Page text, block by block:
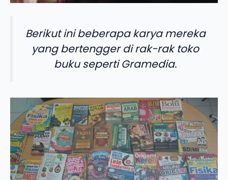
Berikut ini beberapa karya mereka
yang bertengger di rak-rak toko
buku seperti Gramedia.